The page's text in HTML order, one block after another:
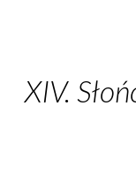
XIV.